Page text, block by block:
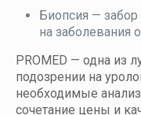
Биопсия —
на заболевания
PROMED — одна из
подозрении на
необходимые
сочетание цены и